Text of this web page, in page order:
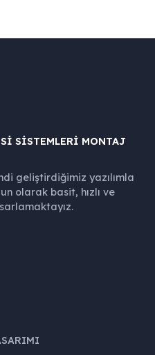
SISTEMLERI MONTAJ
geliştirdiğimiz yazılımla
olarak basit, hızlı ve